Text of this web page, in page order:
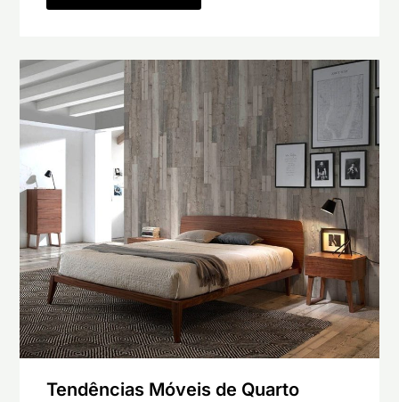
Tendências Móveis de Quarto